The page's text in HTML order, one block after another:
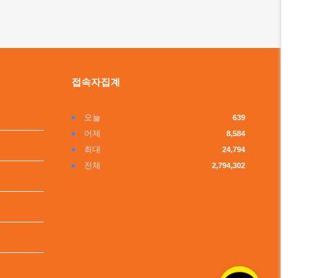
접속자집계
오늘 639
어제 8,584
최대 24,794
전체 2,794,302